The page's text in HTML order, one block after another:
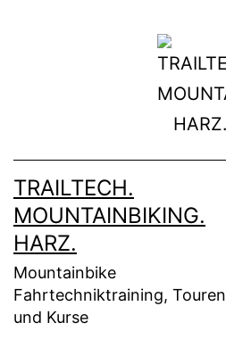
TRAILTECH.
MOUNTAINBIKING.
HARZ.
Mountainbike
Fahrtechniktraining, Touren
und Kurse